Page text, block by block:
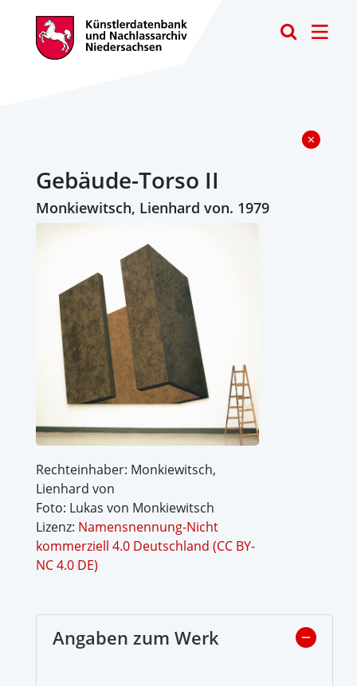
Gebäude-Torso II
Monkiewitsch, Lienhard von. 1979
Rechteinhaber: Monkiewitsch,
Lienhard von
Foto: Lukas von Monkiewitsch
Lizenz: Namensnennung-Nicht
kommerziell 4.0 Deutschland (CC BY-
NC 4.0 DE)
Angaben zum Werk